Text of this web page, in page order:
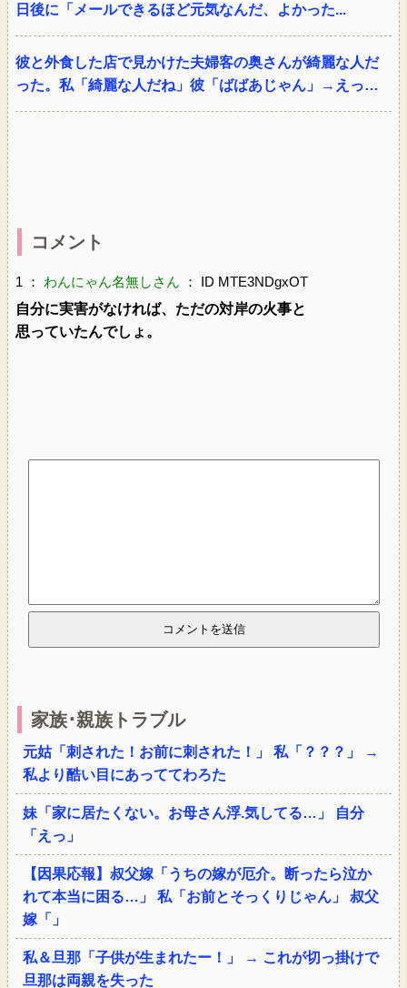
日後に「メールできるほど元気なんだ、よかった...
彼と外食した店で見かけた夫婦客の奥さんが綺麗な人だ
った。私「綺麗な人だね」彼「ばばあじゃん」→えっ…
コメント
1 ： わんにゃん名無しさん ： ID MTE3NDgxOT
自分に実害がなければ、ただの対岸の火事と
思っていたんでしょ。
家族･親族トラブル
元姑「刺された！お前に刺された！」 私「？？？」 →
私より酷い目にあっててわろた
妹「家に居たくない。お母さん浮.気してる…」 自分
「えっ」
【因果応報】叔父嫁「うちの嫁が厄介。断ったら泣か
れて本当に困る…」 私「お前とそっくりじゃん」 叔父
嫁「」
私＆旦那「子供が生まれたー！」 → これが切っ掛けで
旦那は両親を失った